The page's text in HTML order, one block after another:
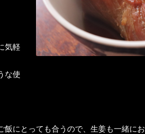
気軽
な使
にとっても合うので、生姜も一緒に